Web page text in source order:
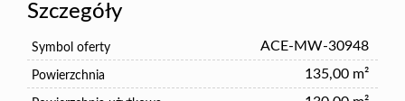
Szczegóły
Symbol oferty ACE-MW-30948
Powierzchnia 135,00 m²